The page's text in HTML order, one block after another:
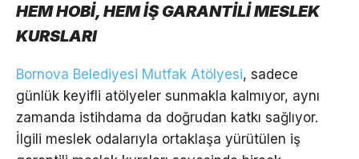
HEM HOBİ, HEM İŞ GARANTİLİ MESLEK
KURSLARI
Bornova Belediyesi Mutfak Atölyesi, sadece
günlük keyifli atölyeler sunmakla kalmıyor, aynı
zamanda istihdama da doğrudan katkı sağlıyor.
İlgili meslek odalarıyla ortaklaşa yürütülen iş